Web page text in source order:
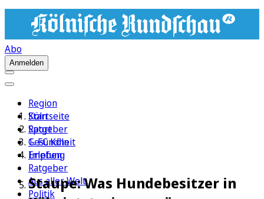
Abo
Anmelden
Region
Köln
Sport
1. FC Köln
Erleben
Ratgeber
Aus aller Welt
Politik
Startseite
Ratgeber
Gesundheit
Impfung
Staupe: Was Hundebesitzer in